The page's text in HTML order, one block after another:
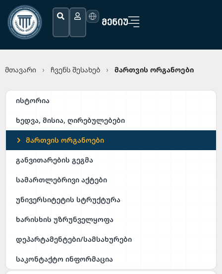
ᲛᲔᲜᲘᲣ
მთავარი › ჩვენს შესახებ › მართვის ორგანოები
ისტორია
ხედვა, მისია, ღირებულებები
მართვის ორგანოები
განვითარების გეგმა
სამართლებრივი აქტები
უნივერსიტეტის სტრუქტურა
ხარისხის უზრუნველყოფა
დეპარტამენტები/სამსახურები
საკონტაქტო ინფორმაცია